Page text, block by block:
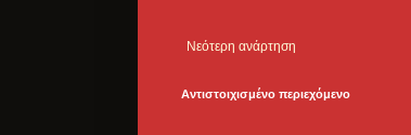
Νεότερη ανάρτηση
Αντιστοιχισμένο περιεχόμενο